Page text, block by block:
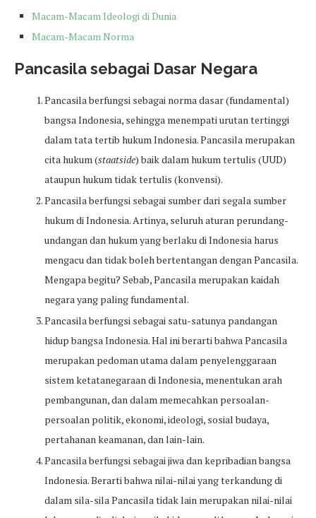
Macam-Macam Ideologi di Dunia
Macam-Macam Norma
Pancasila sebagai Dasar Negara
Pancasila berfungsi sebagai norma dasar (fundamental)
bangsa Indonesia, sehingga menempati urutan tertinggi
dalam tata tertib hukum Indonesia. Pancasila merupakan
cita hukum (staatside) baik dalam hukum tertulis (UUD)
ataupun hukum tidak tertulis (konvensi).
Pancasila berfungsi sebagai sumber dari segala sumber
hukum di Indonesia. Artinya, seluruh aturan perundang-
undangan dan hukum yang berlaku di Indonesia harus
mengacu dan tidak boleh bertentangan dengan Pancasila.
Mengapa begitu? Sebab, Pancasila merupakan kaidah
negara yang paling fundamental.
Pancasila berfungsi sebagai satu-satunya pandangan
hidup bangsa Indonesia. Hal ini berarti bahwa Pancasila
merupakan pedoman utama dalam penyelenggaraan
sistem ketatanegaraan di Indonesia, menentukan arah
pembangunan, dan dalam memecahkan persoalan-
persoalan politik, ekonomi, ideologi, sosial budaya,
pertahanan keamanan, dan lain-lain.
Pancasila berfungsi sebagai jiwa dan kepribadian bangsa
Indonesia. Berarti bahwa nilai-nilai yang terkandung di
dalam sila-sila Pancasila tidak lain merupakan nilai-nilai